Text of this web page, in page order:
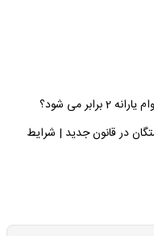
می شود؟
در قانون جدید | شرایط